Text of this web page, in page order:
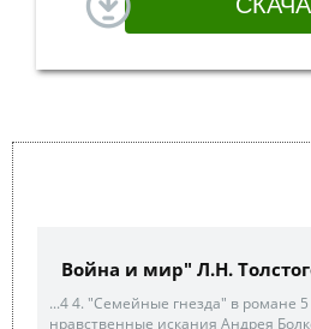
Война и мир" Л.Н.
...4 4. "Семейные гнезда" в романе
нравственные искания Андрея